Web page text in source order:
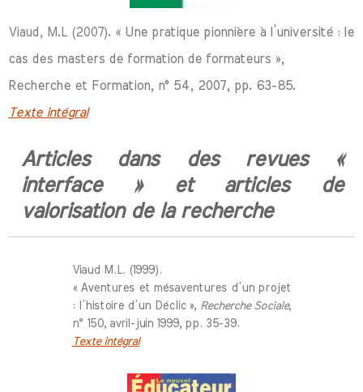
Viaud, M.L (2007). « Une pratique pionnière à l’université : le
cas des masters de formation de formateurs »,
Recherche et Formation, n° 54, 2007, pp. 63-85.
Texte intégral
Articles dans des revues «
interface » et articles de
valorisation de la recherche
Viaud M.L. (1999).
« Aventures et mésaventures d’un projet
: l’histoire d’un Déclic », Recherche Sociale,
n° 150, avril-juin 1999, pp. 35-39.
Texte intégral